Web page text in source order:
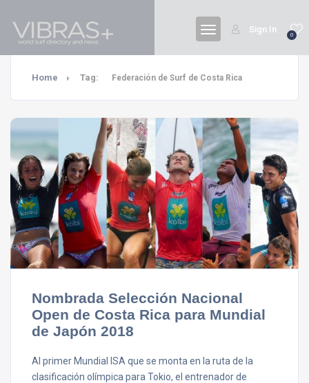
0
Sign In
Home Tag: Federación de Surf de Costa Rica
Nombrada Selección Nacional
Open de Costa Rica para Mundial
de Japón 2018
Al primer Mundial ISA que se monta en la ruta de la
clasificación olímpica para Tokio, el entrenador de